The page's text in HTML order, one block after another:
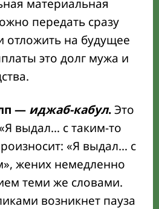
материальная
передать сразу
отложить на будущее
это долг мужа и
— иджаб-кабул.Это
Я выдал… с таким-то
Я выдал… с
, жених немедленно
теми же словами.
возникнет паузa